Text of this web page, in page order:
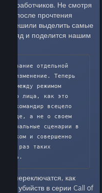
разработчиков. Не смотря
после прочтения
Мы решили выделить самые
и поделится нашим
отдельной
изменение. Теперь
между режимом
лица, как это
командир всецело
а не о своем
печальные сценарии в
танком и совершенно
Как раз таких
бы переключатся, как
убийств в серии Call of